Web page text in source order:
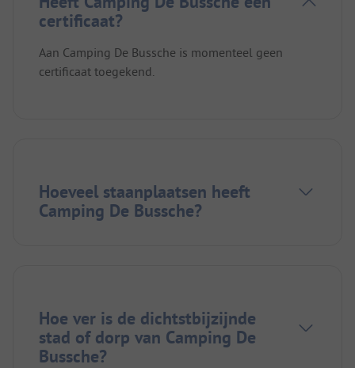
certificaat?
Aan Camping De Bussche is momenteel geen
certificaat toegekend.
Hoeveel staanplaatsen heeft
Camping De Bussche?
Hoe ver is de dichtstbijzijnde
stad of dorp van Camping De
Bussche?